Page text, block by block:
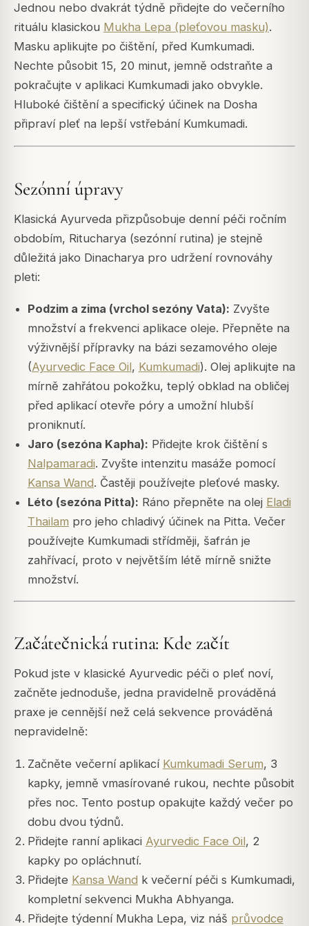
Jednou nebo dvakrát týdně přidejte do večerního
rituálu klasickou Mukha Lepa (pleťovou masku).
Masku aplikujte po čištění, před Kumkumadi.
Nechte působit 15, 20 minut, jemně odstraňte a
pokračujte v aplikaci Kumkumadi jako obvykle.
Hluboké čištění a specifický účinek na Dosha
připraví pleť na lepší vstřebání Kumkumadi.
Sezónní úpravy
Klasická Ayurveda přizpůsobuje denní péči ročním
obdobím, Ritucharya (sezónní rutina) je stejně
důležitá jako Dinacharya pro udržení rovnováhy
pleti:
Podzim a zima (vrchol sezóny Vata): Zvyšte
množství a frekvenci aplikace oleje. Přepněte na
výživnější přípravky na bázi sezamového oleje
(Ayurvedic Face Oil, Kumkumadi). Olej aplikujte na
mírně zahřátou pokožku, teplý obklad na obličej
před aplikací otevře póry a umožní hlubší
proniknutí.
Jaro (sezóna Kapha): Přidejte krok čištění s
Nalpamaradi. Zvyšte intenzitu masáže pomocí
Kansa Wand. Častěji používejte pleťové masky.
Léto (sezóna Pitta): Ráno přepněte na olej Eladi
Thailam pro jeho chladivý účinek na Pitta. Večer
používejte Kumkumadi střídměji, šafrán je
zahřívací, proto v největším létě mírně snižte
množství.
Začátečnická rutina: Kde začít
Pokud jste v klasické Ayurvedic péči o pleť noví,
začněte jednoduše, jedna pravidelně prováděná
praxe je cennější než celá sekvence prováděná
nepravidelně:
Začněte večerní aplikací Kumkumadi Serum, 3
kapky, jemně vmasírované rukou, nechte působit
přes noc. Tento postup opakujte každý večer po
dobu dvou týdnů.
Přidejte ranní aplikaci Ayurvedic Face Oil, 2
kapky po opláchnutí.
Přidejte Kansa Wand k večerní péči s Kumkumadi,
kompletní sekvenci Mukha Abhyanga.
Přidejte týdenní Mukha Lepa, viz náš průvodce